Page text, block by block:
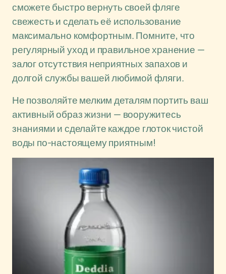
сможете быстро вернуть своей фляге
свежесть и сделать её использование
максимально комфортным. Помните, что
регулярный уход и правильное хранение —
залог отсутствия неприятных запахов и
долгой службы вашей любимой фляги.
Не позволяйте мелким деталям портить ваш
активный образ жизни — вооружитесь
знаниями и сделайте каждое глоток чистой
воды по-настоящему приятным!